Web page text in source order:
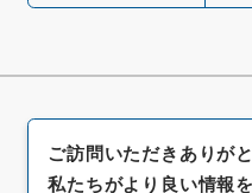
ご訪問いただきありが
私たちがより良い情報